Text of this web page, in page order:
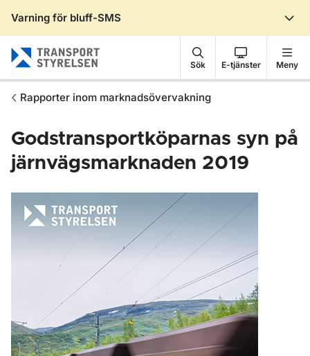
Varning för bluff-SMS
Sök E-tjänster Meny
Rapporter inom marknadsövervakning
Godstransportköparnas syn på
järnvägsmarknaden 2019